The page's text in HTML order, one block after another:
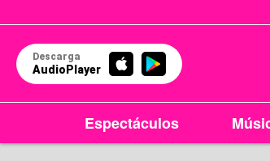
Descarga
AudioPlayer
Espectáculos